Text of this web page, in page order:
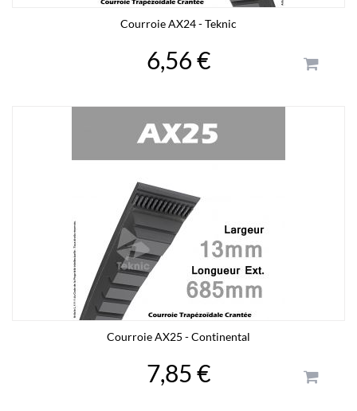
Courroie AX24 - Teknic
6,56 €
Courroie AX25 - Continental
7,85 €